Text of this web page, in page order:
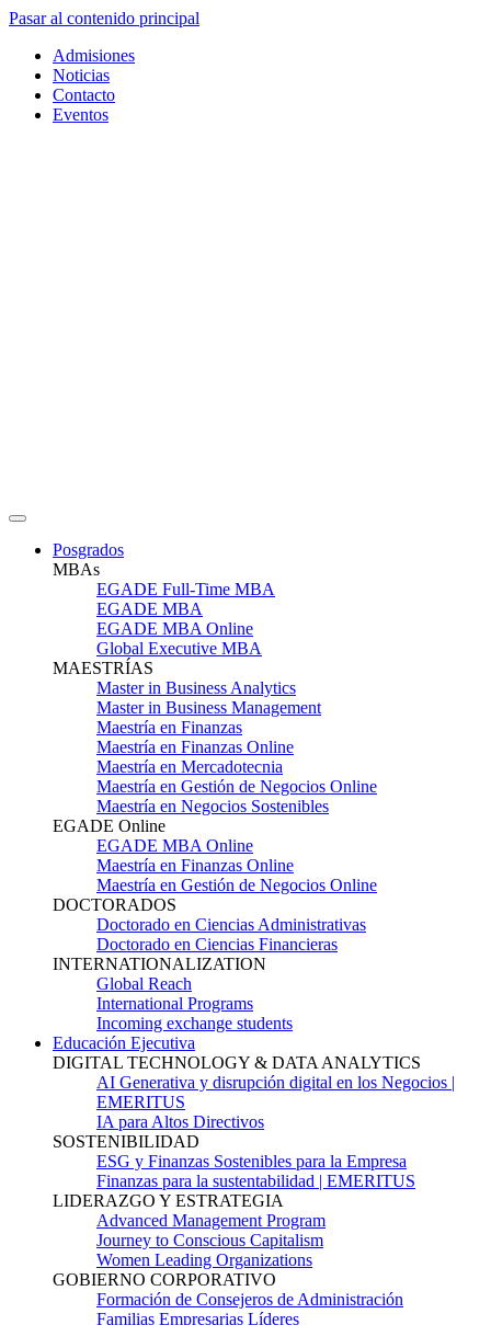
Pasar al contenido principal
Admisiones
Noticias
Contacto
Eventos
Posgrados
MBAs
EGADE Full-Time MBA
EGADE MBA
EGADE MBA Online
Global Executive MBA
MAESTRÍAS
Master in Business Analytics
Master in Business Management
Maestría en Finanzas
Maestría en Finanzas Online
Maestría en Mercadotecnia
Maestría en Gestión de Negocios Online
Maestría en Negocios Sostenibles
EGADE Online
EGADE MBA Online
Maestría en Finanzas Online
Maestría en Gestión de Negocios Online
DOCTORADOS
Doctorado en Ciencias Administrativas
Doctorado en Ciencias Financieras
INTERNATIONALIZATION
Global Reach
International Programs
Incoming exchange students
Educación Ejecutiva
DIGITAL TECHNOLOGY & DATA ANALYTICS
AI Generativa y disrupción digital en los Negocios |
EMERITUS
IA para Altos Directivos
SOSTENIBILIDAD
ESG y Finanzas Sostenibles para la Empresa
Finanzas para la sustentabilidad | EMERITUS
LIDERAZGO Y ESTRATEGIA
Advanced Management Program
Journey to Conscious Capitalism
Women Leading Organizations
GOBIERNO CORPORATIVO
Formación de Consejeros de Administración
Familias Empresarias Líderes